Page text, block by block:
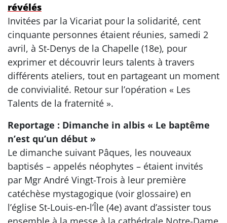
révélés
Invitées par la Vicariat pour la solidarité, cent
cinquante personnes étaient réunies, samedi 2
avril, à St-Denys de la Chapelle (18e), pour
exprimer et découvrir leurs talents à travers
différents ateliers, tout en partageant un moment
de convivialité. Retour sur l’opération « Les
Talents de la fraternité ».
Reportage : Dimanche in albis « Le baptême
n’est qu’un début »
Le dimanche suivant Pâques, les nouveaux
baptisés – appelés néophytes – étaient invités
par Mgr André Vingt-Trois à leur première
catéchèse mystagogique (voir glossaire) en
l’église St-Louis-en-l’Île (4e) avant d’assister tous